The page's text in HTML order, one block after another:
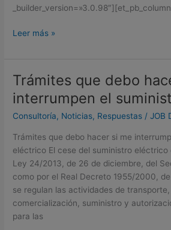
_builder_version=»3.0.98″][et_pb_column
Leer más »
Trámites que debo
interrumpen el
Consultoría, Noticias, Respuestas /JOB
Trámites que debo hacer si me
eléctrico El cese del suministro eléctrico
Ley 24/2013, de 26 de diciembre, del
como por el Real Decreto 1955/2000,
se regulan las actividades de transporte,
comercialización, suministro y
para las
Trámites
que
debo
hacer
suministro
eléctrico